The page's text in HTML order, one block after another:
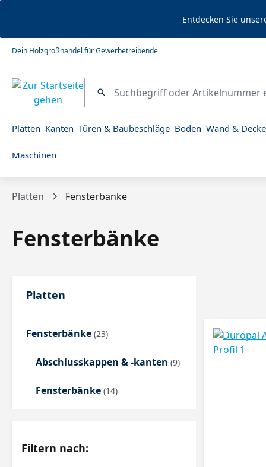
Zur Hauptnavigation springenEntdecken Sie
Dein Holzgroßhandel für Gewerbetreibende
Platten Kanten Türen & Baubeschläge Boden Wand & Decke
Maschinen
Platten Fensterbänke
Fensterbänke
Platten
Fensterbänke (23)
Abschlusskappen & -kanten (9)
Fensterbänke (14)
Filtern nach: